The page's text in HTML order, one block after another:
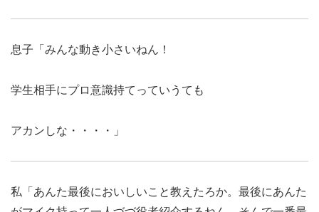
息子「みんな動き小さいねん！
学生相手にプロ意識持てっていうても
アカンしな・・・・」
私「あんた最後においしいこと教えたろか。最後にあんた